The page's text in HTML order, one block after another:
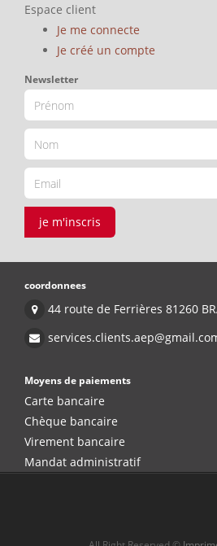
Espace client
Je me connecte
Je créé un compte
Newsletter
je m'inscris
coordonnees
44 route de Ferrières 81260
Moyens de paiements
Carte bancaire
Chèque bancaire
Virement bancaire
Mandat administratif